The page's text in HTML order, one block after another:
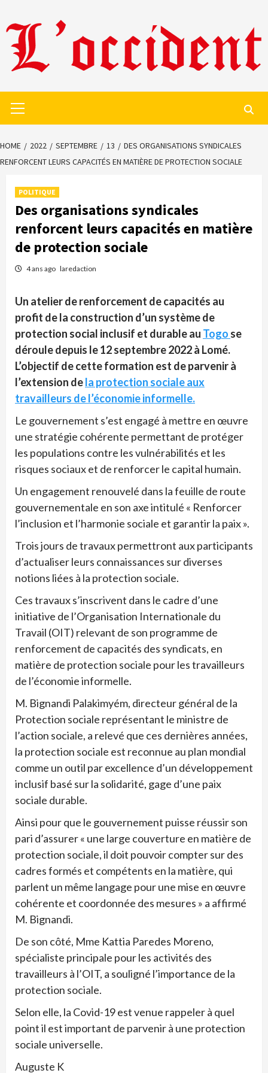
to
content
Menu
HOME 2022 SEPTEMBRE 13
DES ORGANISATIONS SYNDICALES
RENFORCENT LEURS CAPACITÉS EN MATIÈRE DE PROTECTION SOCIALE
POLITIQUE
Des organisations syndicales
renforcent leurs capacités en matière
de protection sociale
4 ans ago laredaction
Un atelier de renforcement de capacités au
profit de la construction d’un système de
protection social inclusif et durable au Togo se
déroule depuis le 12 septembre 2022 à Lomé.
L’objectif de cette formation est de parvenir à
l’extension dela protection sociale aux
travailleurs de l’économie informelle.
Le gouvernement s’est engagé à mettre en œuvre
une stratégie cohérente permettant de protéger
les populations contre les vulnérabilités et les
risques sociaux et de renforcer le capital humain.
Un engagement renouvelé dans la feuille de route
gouvernementale en son axe intitulé « Renforcer
l’inclusion et l’harmonie sociale et garantir la paix ».
Trois jours de travaux permettront aux participants
d’actualiser leurs connaissances sur diverses
notions liées à la protection sociale.
Ces travaux s’inscrivent dans le cadre d’une
initiative de l’Organisation Internationale du
Travail (OIT) relevant de son programme de
renforcement de capacités des syndicats, en
matière de protection sociale pour les travailleurs
de l’économie informelle.
M. Bignandi Palakimyém, directeur général de la
Protection sociale représentant le ministre de
l’action sociale, a relevé que ces dernières années,
la protection sociale est reconnue au plan mondial
comme un outil par excellence d’un développement
inclusif basé sur la solidarité, gage d’une paix
sociale durable.
Ainsi pour que le gouvernement puisse réussir son
pari d’assurer « une large couverture en matière de
protection sociale, il doit pouvoir compter sur des
cadres formés et compétents en la matière, qui
parlent un même langage pour une mise en œuvre
cohérente et coordonnée des mesures » a affirmé
M. Bignandi.
De son côté, Mme Kattia Paredes Moreno,
spécialiste principale pour les activités des
travailleurs à l’OIT, a souligné l’importance de la
protection sociale.
Selon elle, la Covid-19 est venue rappeler à quel
point il est important de parvenir à une protection
sociale universelle.
Auguste K